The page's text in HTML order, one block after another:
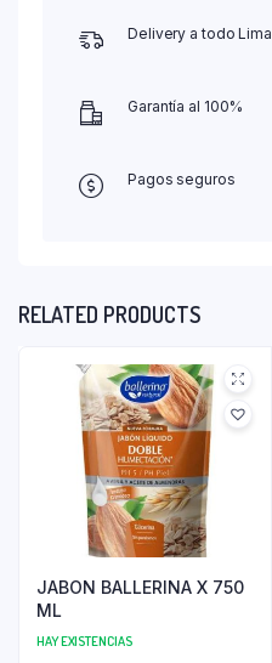
Delivery a todo Lima
Garantía al 100%
Pagos seguros
RELATED PRODUCTS
JABON BALLERINA X 750
ML
HAY EXISTENCIAS